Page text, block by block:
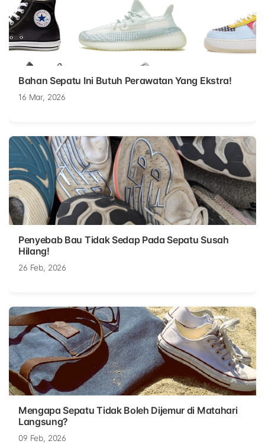
Bahan Sepatu Ini Butuh Perawatan Yang Ekstra!
16 Mar, 2026
Penyebab Bau Tidak Sedap Pada Sepatu Susah
Hilang!
26 Feb, 2026
Mengapa Sepatu Tidak Boleh Dijemur di Matahari
Langsung?
09 Feb, 2026